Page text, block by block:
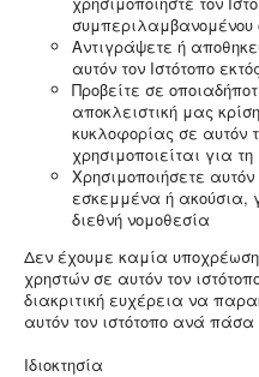
συμπεριλαμβανομένου
Aντιγράψετε ή
αυτόν τον Ιστότοπο
Προβείτε σε
αποκλειστική μας
κυκλοφορίας σε αυτόν
χρησιμοποιείται για
Χρησιμοποιήσετε
εσκεμμένα ή ακούσια,
διεθνή νομοθεσία
Δεν έχουμε καμία
χρηστών σε αυτόν τον
διακριτική ευχέρεια να
αυτόν τον ιστότοπο ανά πάσα
Ιδιοκτησία